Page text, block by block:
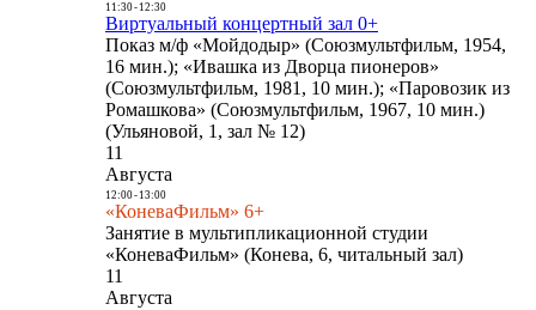
11:30- 12:30
Виртуальный концертный зал 0+
Показ м/ф «Мойдодыр» (Союзмультфильм, 1954,
16 мин.); «Ивашка из Дворца пионеров»
(Союзмультфильм, 1981, 10 мин.); «Паровозик из
Ромашкова» (Союзмультфильм, 1967, 10 мин.)
(Ульяновой, 1, зал № 12)
11
Августа
12:00- 13:00
«КоневаФильм» 6+
Занятие в мультипликационной студии
«КоневаФильм» (Конева, 6, читальный зал)
11
Августа